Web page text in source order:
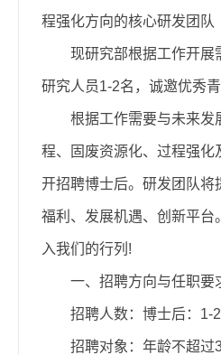
程强化方向的核心研发团队
现研究部根据工作开展
研究人员1-2名，诚邀优秀
根据工作需要与未来发
程、固废资源化、过程强化
开招聘博士后。研发团队将
福利、发展机遇、创新平台
入我们的行列!
一、招聘方向与任职要
招聘人数：博士后：1-2
招聘对象：年龄不超过